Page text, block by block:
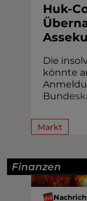
Huk-
Die
könnte
Bundesk
Markt
Finanzen